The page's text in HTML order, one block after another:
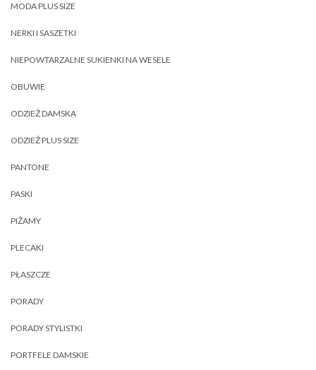
MODA PLUS SIZE
NERKI I SASZETKI
NIEPOWTARZALNE SUKIENKI NA WESELE
OBUWIE
ODZIEŻ DAMSKA
ODZIEŻ PLUS SIZE
PANTONE
PASKI
PIŻAMY
PLECAKI
PŁASZCZE
PORADY
PORADY STYLISTKI
PORTFELE DAMSKIE